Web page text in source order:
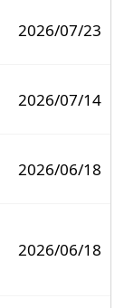
2026/07/23
2026/07/14
2026/06/18
2026/06/18